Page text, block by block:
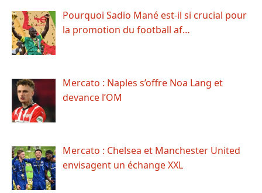
Pourquoi Sadio Mané est-il si crucial pour
la promotion du football af…
Mercato : Naples s’offre Noa Lang et
devance l’OM
Mercato : Chelsea et Manchester United
envisagent un échange XXL